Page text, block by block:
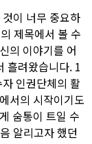
이 너무 중요하
제목에서 볼 수
의 이야기를 어
흘려왔습니다. 1
인권단체의 활
서의 시작이기도
숨통이 트일 수
알리고자 했던